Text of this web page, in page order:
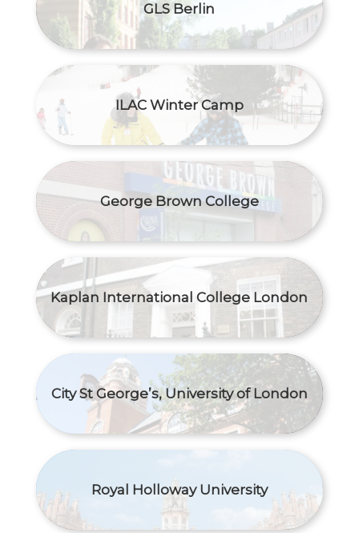
GLS Berlin
ILAC Winter Camp
George Brown College
Kaplan International College London
City St George’s, University of London
Royal Holloway University